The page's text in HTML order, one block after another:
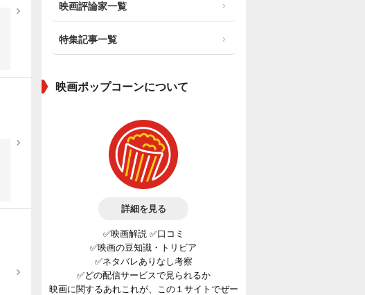
映画評論家一覧
特集記事一覧
映画ポップコーンについて
詳細を見る
✅映画解説 ✅口コミ
✅映画の豆知識・トリビア
✅ネタバレありなし考察
✅どの配信サービスで見られるか
映画に関するあれこれが、この１サイトでぜー